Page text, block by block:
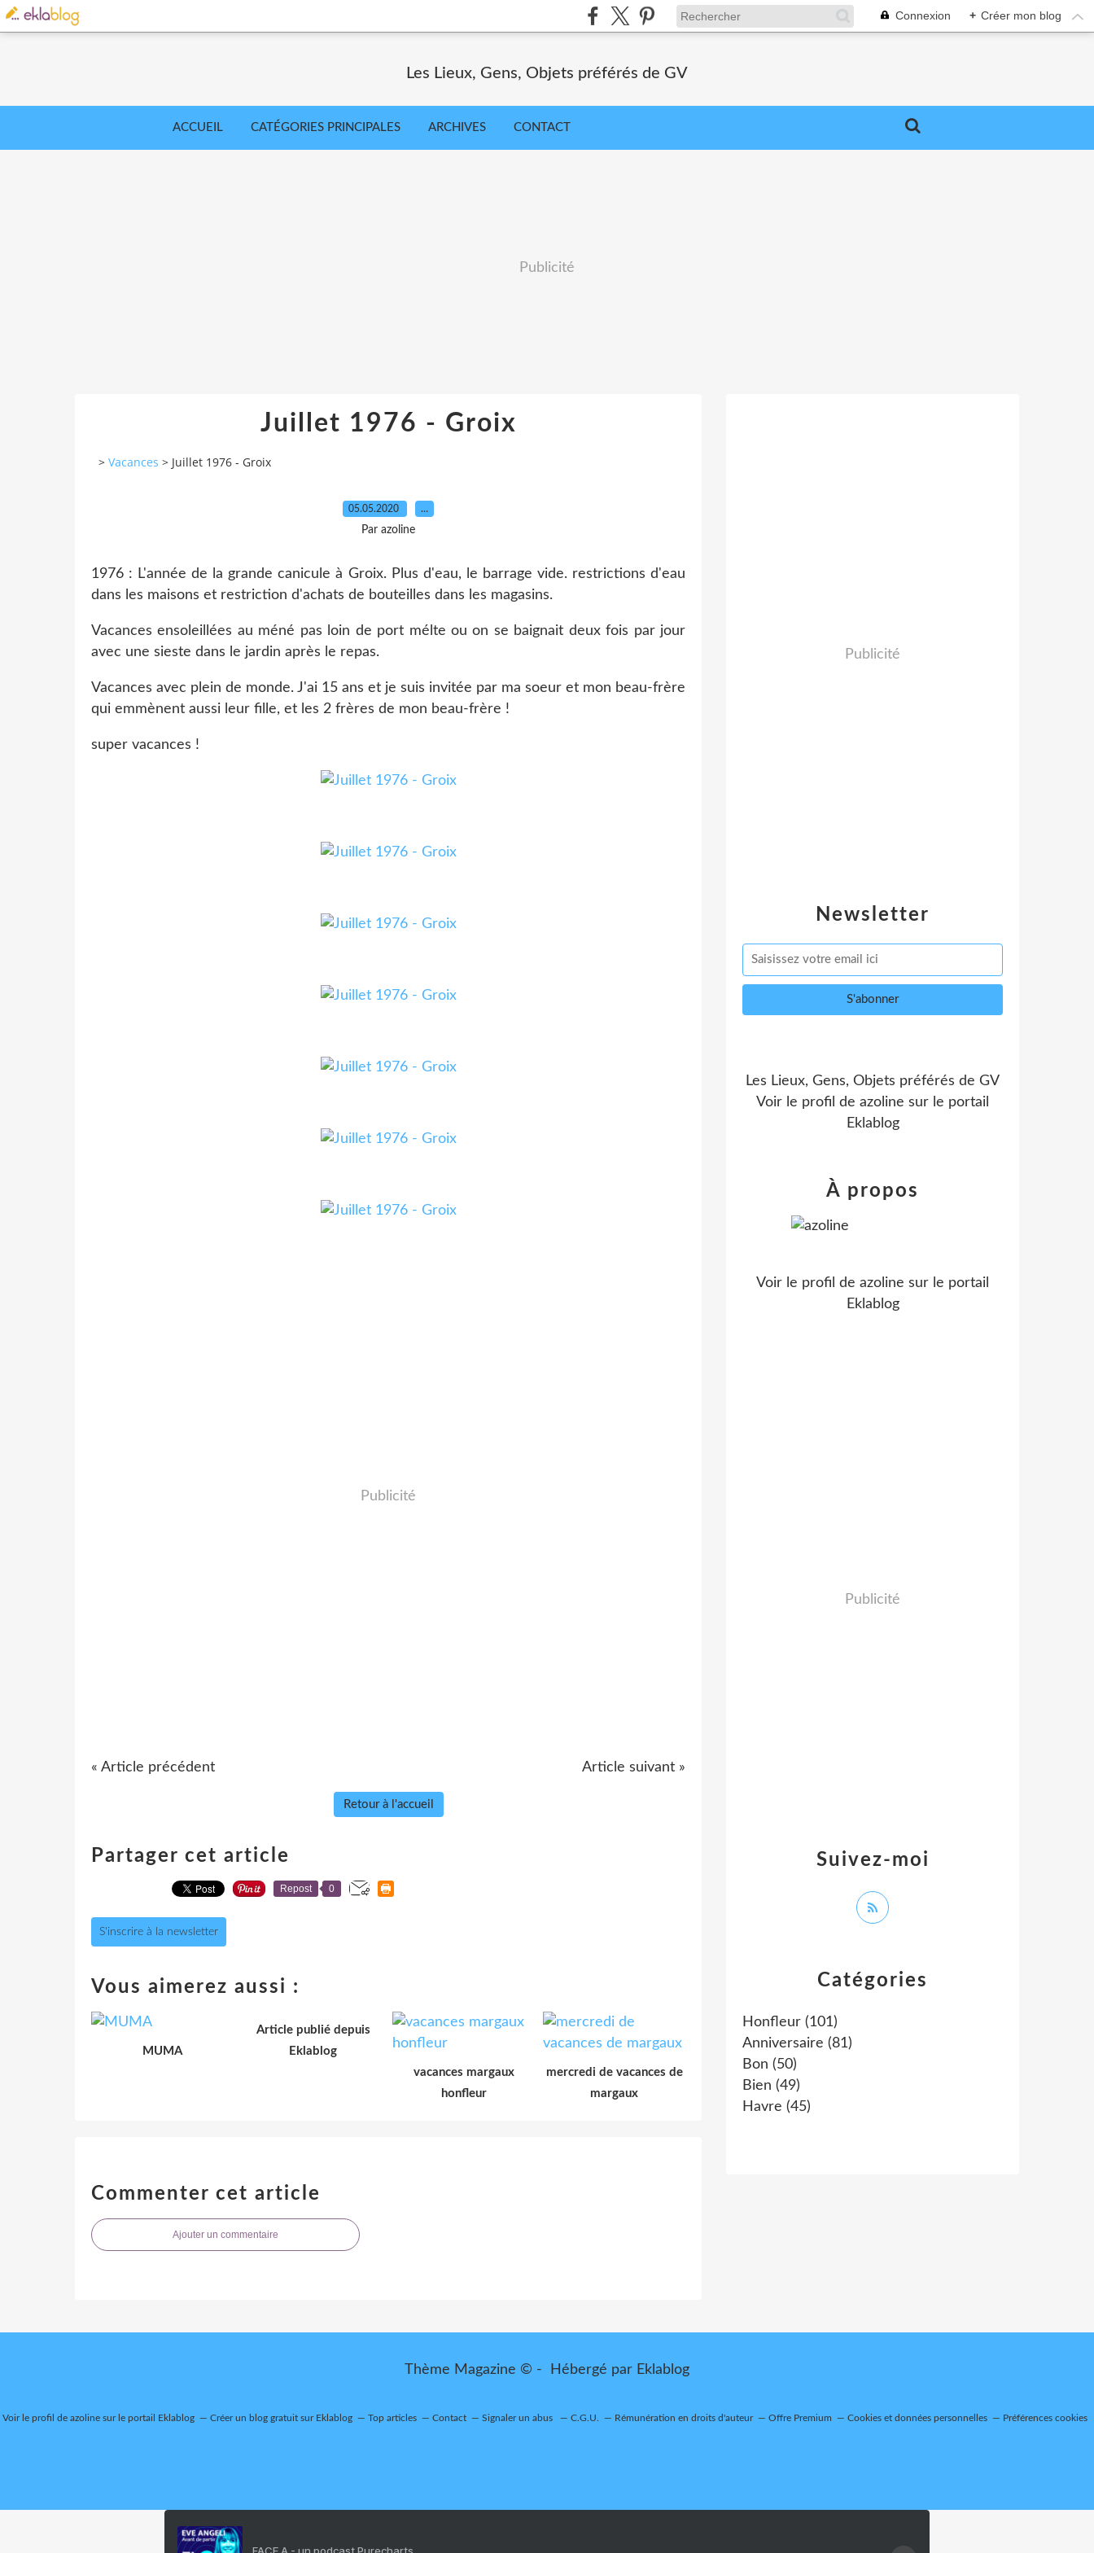
Connexion + Créer mon blog
Les Lieux, Gens, Objets préférés de GV
ACCUEIL CATÉGORIES PRINCIPALES ARCHIVES CONTACT
Publicité
Juillet 1976 - Groix
> Vacances > Juillet 1976 - Groix
05.05.2020 …
Par azoline
1976 : L'année de la grande canicule à Groix. Plus d'eau, le barrage vide. restrictions d'eau
dans les maisons et restriction d'achats de bouteilles dans les magasins.
Vacances ensoleillées au méné pas loin de port mélte ou on se baignait deux fois par jour
avec une sieste dans le jardin après le repas.
Vacances avec plein de monde. J'ai 15 ans et je suis invitée par ma soeur et mon beau-frère
qui emmènent aussi leur fille, et les 2 frères de mon beau-frère !
super vacances !
Publicité
« Article précédent Article suivant »
Retour à l'accueil
Partager cet article
Repost 0
S'inscrire à la newsletter
Vous aimerez aussi :
MUMA
Article publié depuis
Eklablog
vacances margaux
honfleur
mercredi de vacances de
margaux
Commenter cet article
Ajouter un commentaire
Newsletter
Publicité
Catégories
Honfleur (101)
Anniversaire (81)
Bon (50)
Bien (49)
Havre (45)
Les Lieux, Gens, Objets préférés de GV
Voir le profil de azoline sur le portail
Eklablog
Suivez-moi
À propos
Voir le profil de azoline sur le portail
Eklablog
Publicité
Thème Magazine © - Hébergé par Eklablog
Voir le profil de azolinesur le portail Eklablog Créer un blog gratuit sur Eklablog Top articles Contact Signaler un abus C.G.U. Rémunération en droits d'auteur Offre Premium Cookies et données personnelles Préférences cookies
FACE A - un podcast Purecharts